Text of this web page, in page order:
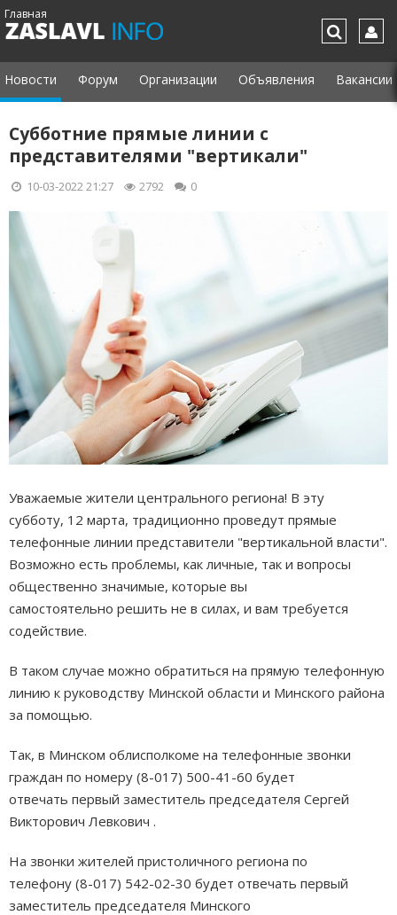
Главная
Новости Форум Организации Объявления Вакансии
Субботние прямые линии с
представителями "вертикали"
10-03-2022 21:27 2792 0
Уважаемые жители центрального региона! В эту
субботу, 12 марта, традиционно проведут прямые
телефонные линии представители "вертикальной власти".
Возможно есть проблемы, как личные, так и вопросы
общественно значимые, которые вы
самостоятельно решить не в силах, и вам требуется
содействие.
В таком случае можно обратиться на прямую телефонную
линию к руководству Минской области и Минского района
за помощью.
Так, в Минском облисполкоме на телефонные звонки
граждан по номеру (8-017) 500-41-60 будет
отвечать первый заместитель председателя Сергей
Викторович Левкович .
На звонки жителей пристоличного региона по
телефону (8-017) 542-02-30 будет отвечать первый
заместитель председателя Минского